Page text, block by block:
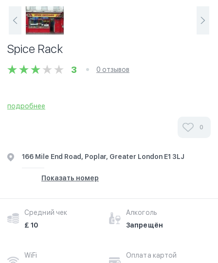
Spice Rack
3 0 отзывов
подробнее
0
166 Mile End Road, Poplar, Greater London E1 3LJ
Показать номер
Средний чек
£ 10
Алкоголь
Запрещён
WiFi
Оплата картой